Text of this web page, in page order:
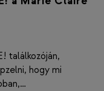
találkozóján,
hogy mi